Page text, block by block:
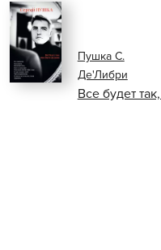
Все будет
Пушка С.
Де'Либри